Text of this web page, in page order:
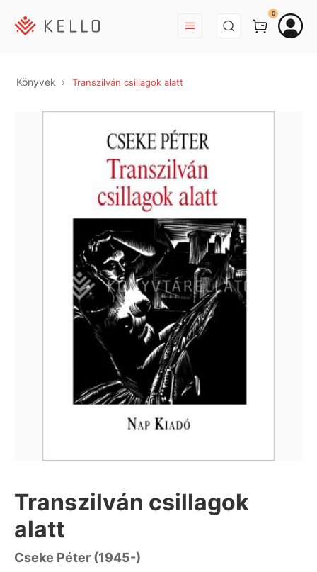
BEJELENTKEZÉS
0
Könyvek Transzilván csillagok alatt
Transzilván csillagok
alatt
Cseke Péter (1945-)